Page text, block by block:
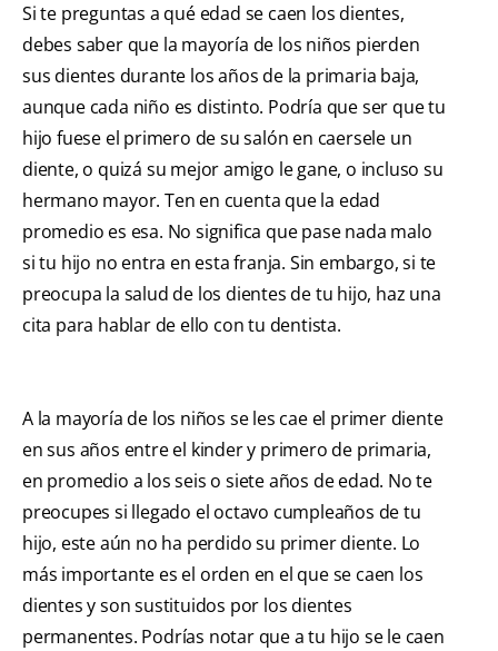
Si te preguntas a qué edad se caen los dientes,
debes saber que la mayoría de los niños pierden
sus dientes durante los años de la primaria baja,
aunque cada niño es distinto. Podría que ser que tu
hijo fuese el primero de su salón en caersele un
diente, o quizá su mejor amigo le gane, o incluso su
hermano mayor. Ten en cuenta que la edad
promedio es esa. No significa que pase nada malo
si tu hijo no entra en esta franja. Sin embargo, si te
preocupa la salud de los dientes de tu hijo, haz una
cita para hablar de ello con tu dentista.
A la mayoría de los niños se les cae el primer diente
en sus años entre el kinder y primero de primaria,
en promedio a los seis o siete años de edad. No te
preocupes si llegado el octavo cumpleaños de tu
hijo, este aún no ha perdido su primer diente. Lo
más importante es el orden en el que se caen los
dientes y son sustituidos por los dientes
permanentes. Podrías notar que a tu hijo se le caen